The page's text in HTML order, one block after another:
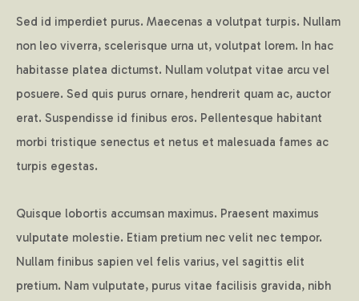
Sed id imperdiet purus. Maecenas a volutpat turpis. Nullam
non leo viverra, scelerisque urna ut, volutpat lorem. In hac
habitasse platea dictumst. Nullam volutpat vitae arcu vel
posuere. Sed quis purus ornare, hendrerit quam ac, auctor
erat. Suspendisse id finibus eros. Pellentesque habitant
morbi tristique senectus et netus et malesuada fames ac
turpis egestas.
Quisque lobortis accumsan maximus. Praesent maximus
vulputate molestie. Etiam pretium nec velit nec tempor.
Nullam finibus sapien vel felis varius, vel sagittis elit
pretium. Nam vulputate, purus vitae facilisis gravida, nibh